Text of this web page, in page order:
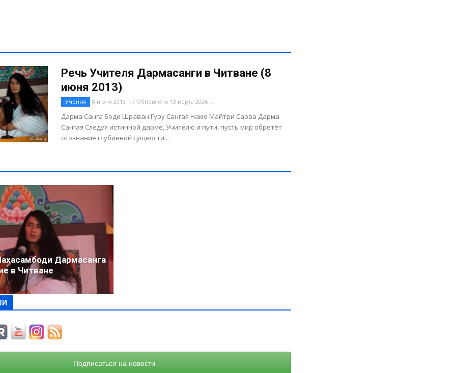
Речь Учителя Дармасанги в Читване (8
июня 2013)
Учения 8 июня 2013 г. / Обновлено 13 марта 2026 г.
Дарма Санга Боди Шраван Гуру Сангая Намо Майтри Сарва Дарма
Сангая Следуя истинной дарме, Учителю и пути, пусть мир обретёт
осознание глубинной сущности...
Дармасанга
в Читване
Подписаться на новости